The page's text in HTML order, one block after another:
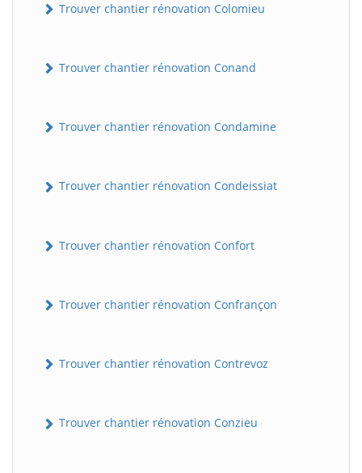
Trouver chantier rénovation Colomieu
Trouver chantier rénovation Conand
Trouver chantier rénovation Condamine
Trouver chantier rénovation Condeissiat
Trouver chantier rénovation Confort
Trouver chantier rénovation Confrançon
Trouver chantier rénovation Contrevoz
Trouver chantier rénovation Conzieu
B BatiWebPro